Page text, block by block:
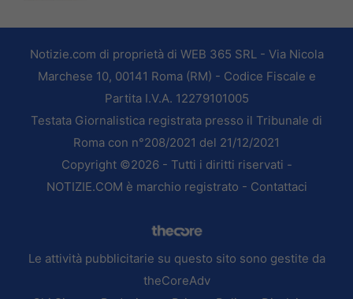
Notizie.com di proprietà di WEB 365 SRL - Via Nicola
Marchese 10, 00141 Roma (RM) - Codice Fiscale e
Partita I.V.A. 12279101005
Testata Giornalistica registrata presso il Tribunale di
Roma con n°208/2021 del 21/12/2021
Copyright ©2026 - Tutti i diritti riservati -
NOTIZIE.COM è marchio registrato - Contattaci
Le attività pubblicitarie su questo sito sono gestite da
theCoreAdv